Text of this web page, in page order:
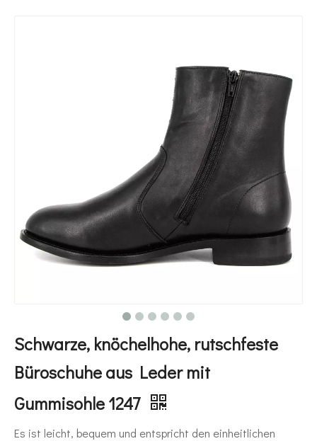
Schwarze, knöchelhohe, rutschfeste
Büroschuhe aus Leder mit
Gummisohle 1247
Es ist leicht, bequem und entspricht den einheitlichen